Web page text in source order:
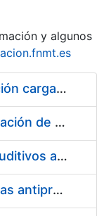
y algunos
Pliego condiciones optimización cargas compras firmado
Acuerdo marco para la fabricación de piezas
Suministro de Protectores Auditivos a medida para las personas trabajadoras de los Centros de Trabajo de Madrid y Burgos
Suministro de gafas graduadas antiproyecciones para los trabajadores de la FNMT-RCM en los centros de trabajo de Madrid y Burgos